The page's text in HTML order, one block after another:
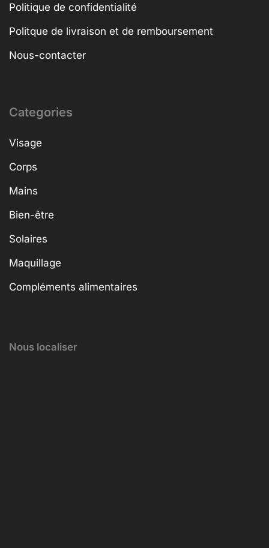
Politique de confidentialité
Politque de livraison et de remboursement
Nous-contacter
Categories
Visage
Corps
Mains
Bien-être
Solaires
Maquillage
Compléments alimentaires
Nous localiser